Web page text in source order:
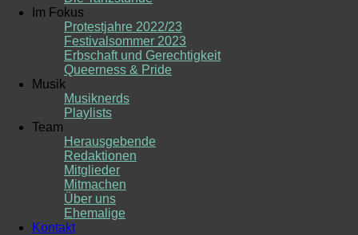
Im Fokus
Protestjahre 2022/23
Festivalsommer 2023
Erbschaft und Gerechtigkeit
Queerness & Pride
Musik
Musiknerds
Playlists
Team
Herausgebende
Redaktionen
Mitglieder
Mitmachen
Über uns
Ehemalige
Kontakt